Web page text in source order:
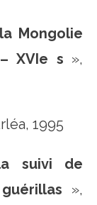
Mongolie
XVIe s »,
1995
suivi de
»,